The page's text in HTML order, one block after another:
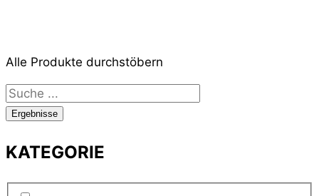
Alle Produkte durchstöbern
Search
...Ergebnisse
KATEGORIE